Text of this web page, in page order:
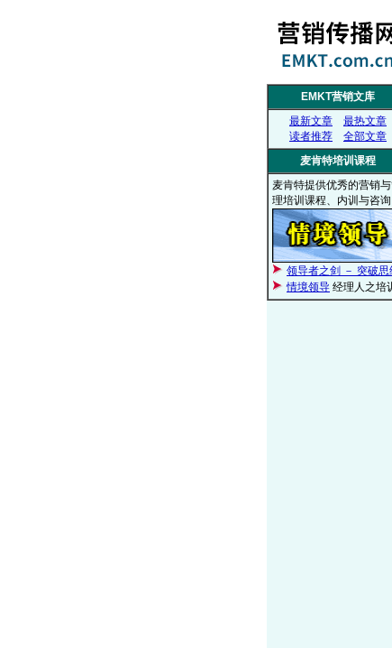
EMKT营销文库
最新文章
最热文章
读者推荐
全部文章
麦肯特培训课程
麦肯特提供优秀的营销
理培训课程、内训与咨询
领导者之剑 － 突破思
情境领导 经理人之培